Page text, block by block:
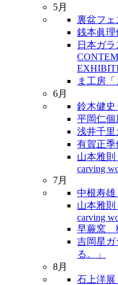
5月
裏盆フェ
銭本眞理
日本ガ
ま工房「
6月
鈴木健史
平岡仁個
浅井千里
有賀正季
山本雅
carving
7月
中根寿雄
山本雅
carving
早蕨窯
吉岡星ガ
る。」
8月
石上洋展